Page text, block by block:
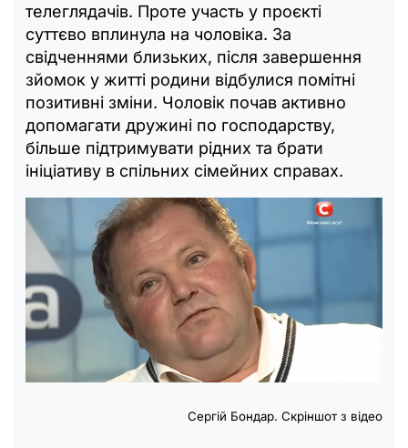
телеглядачів. Проте участь у проєкті
суттєво вплинула на чоловіка. За
свідченнями близьких, після завершення
зйомок у житті родини відбулися помітні
позитивні зміни. Чоловік почав активно
допомагати дружині по господарству,
більше підтримувати рідних та брати
ініціативу в спільних сімейних справах.
Сергій Бондар. Скріншот з відео